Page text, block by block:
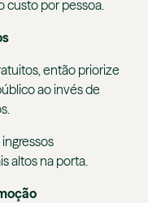
custo por pessoa.
então priorize
ao invés de
altos na porta.